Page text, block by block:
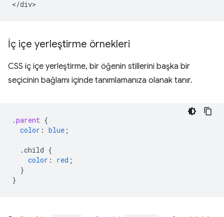
İç içe yerleştirme örnekleri
CSS iç içe yerleştirme, bir öğenin stillerini başka bir
seçicinin bağlamı içinde tanımlamanıza olanak tanır.
.parent {
color : blue ;
.child {
color : red ;
}
}